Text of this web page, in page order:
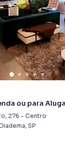
ou para
, 276 - Centro
, SP